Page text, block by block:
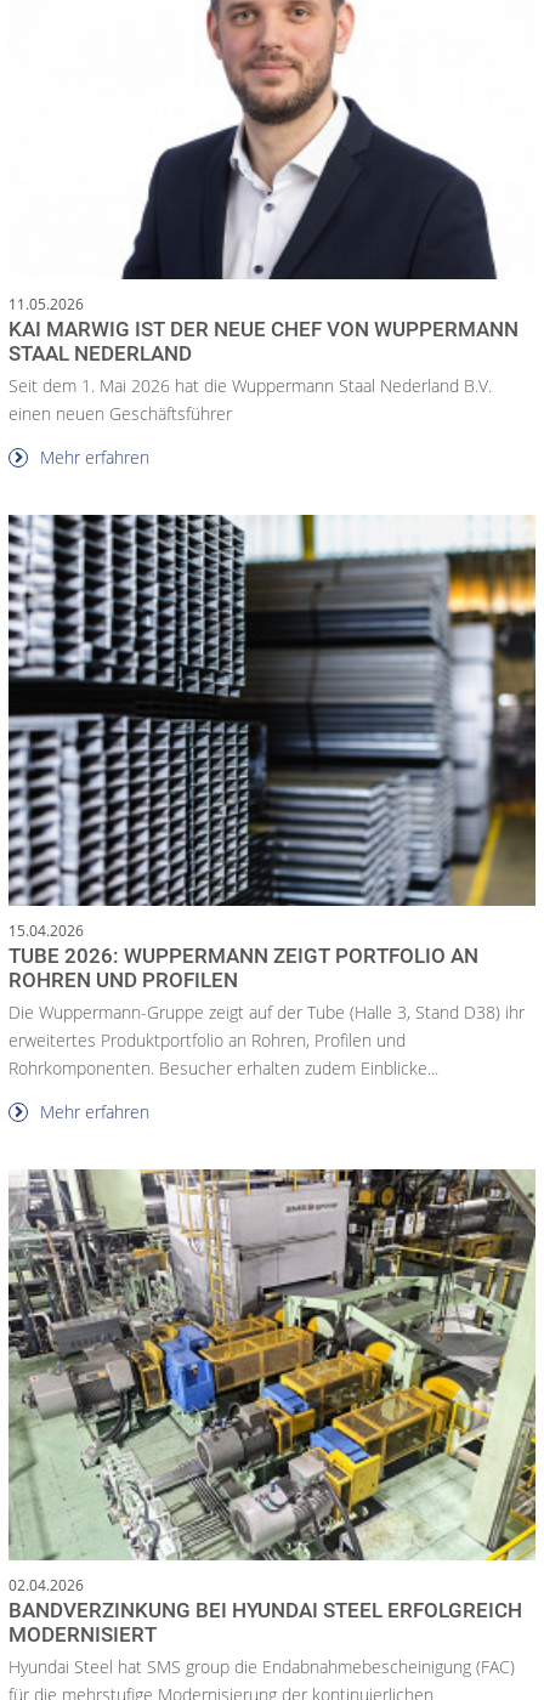
11.05.2026
KAI MARWIG IST DER NEUE CHEF VON WUPPERMANN
STAAL NEDERLAND
Seit dem 1. Mai 2026 hat die Wuppermann Staal Nederland B.V.
einen neuen Geschäftsführer
Mehr erfahren
15.04.2026
TUBE 2026: WUPPERMANN ZEIGT PORTFOLIO AN
ROHREN UND PROFILEN
Die Wuppermann-Gruppe zeigt auf der Tube (Halle 3, Stand D38) ihr
erweitertes Produktportfolio an Rohren, Profilen und
Rohrkomponenten. Besucher erhalten zudem Einblicke...
Mehr erfahren
02.04.2026
BANDVERZINKUNG BEI HYUNDAI STEEL ERFOLGREICH
MODERNISIERT
Hyundai Steel hat SMS group die Endabnahmebescheinigung (FAC)
für die mehrstufige Modernisierung der kontinuierlichen